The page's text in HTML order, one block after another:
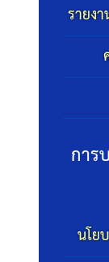
รายง
กา
นโย